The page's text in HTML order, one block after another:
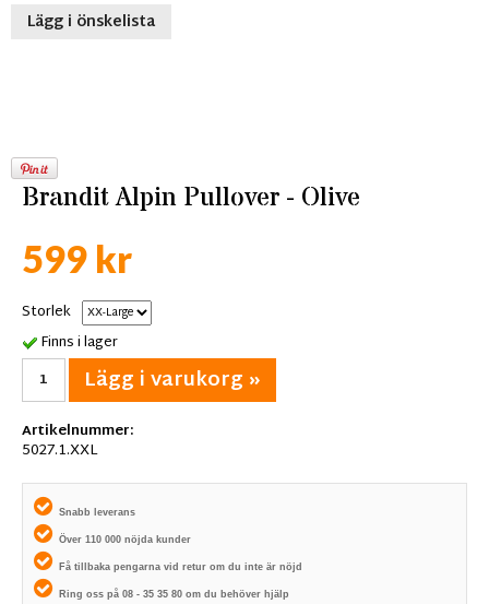
Lägg i önskelista
Brandit Alpin Pullover - Olive
599 kr
Storlek
Finns i lager
Lägg i varukorg »
Artikelnummer:
5027.1.XXL
Snabb leverans
Över 110 000 nöjda kunder
Få tillbaka pengarna vid retur om du inte är nöjd
Ring oss på 08 - 35 35 80 om du behöver hjälp